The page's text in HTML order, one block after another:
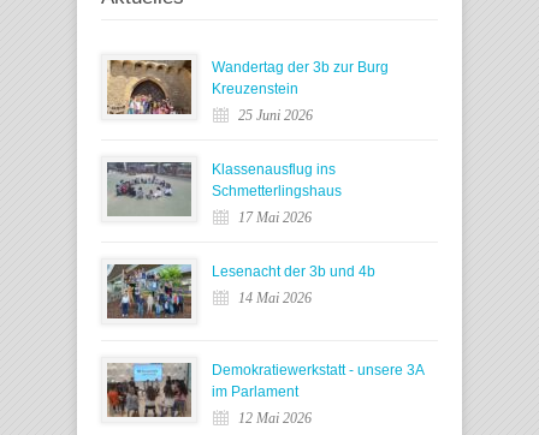
Wandertag der 3b zur Burg
Kreuzenstein
25 Juni 2026
Klassenausflug ins
Schmetterlingshaus
17 Mai 2026
Lesenacht der 3b und 4b
14 Mai 2026
Demokratiewerkstatt - unsere 3A
im Parlament
12 Mai 2026